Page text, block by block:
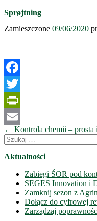
Sprøjtning
Zamieszczone 09/06/2020
Facebook
Twitter
PrintFriendly
Email
Nawigacja
wpisów
← Kontrola chemii – prosta
Szukaj:
Aktualności
Zabiegi ŚOR pod
SEGES Innovation i
Zamknij sezon z
Dołącz do cyfrowej
Zarządzaj